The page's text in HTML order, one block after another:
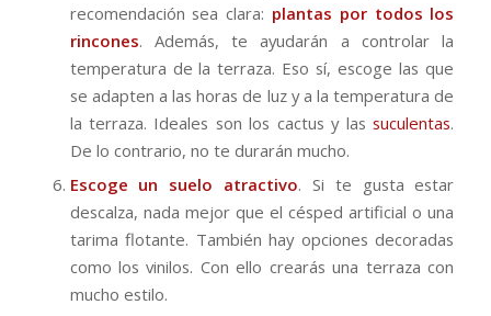
recomendación sea clara: plantas por todos los
rincones. Además, te ayudarán a controlar la
temperatura de la terraza. Eso sí, escoge las que
se adapten a las horas de luz y a la temperatura de
la terraza. Ideales son los cactus y lassuculentas.
De lo contrario, no te durarán mucho.
Escoge un suelo atractivo. Si te gusta estar
descalza, nada mejor que el césped artificial o una
tarima flotante. También hay opciones decoradas
como los vinilos. Con ello crearás una terraza con
mucho estilo.